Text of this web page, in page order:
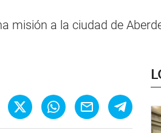
misión a la ciudad de